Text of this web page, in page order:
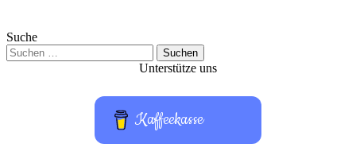
Suche
Suchen
nach:
Unterstütze uns
Kaffeekasse